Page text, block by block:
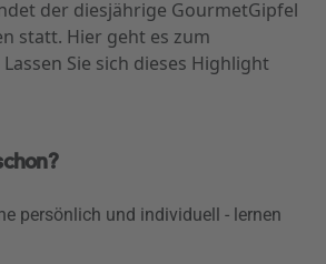
der diesjährige GourmetGipfel
statt. Hier geht es zum
Sie sich dieses Highlight
persönlich und individuell - lernen